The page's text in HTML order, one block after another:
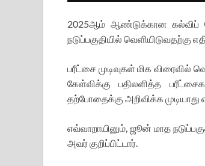
2025ஆம் ஆண்டுக்கான கல்விப்
நடுப்பகுதியில்
பரீட்சை முடிவுகள் மிக விரைவில்
கேள்விக்கு பதிலளித்த
தற்போதைக்கு அறிவிக்க முடியாது
எவ்வாறாயினும், ஜூன் மாத
அவர் குறிப்பிட்டார்.